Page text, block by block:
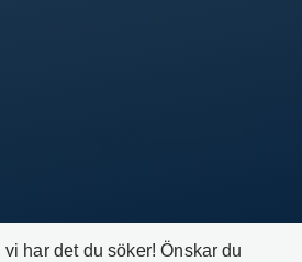
vi har det du söker!Önskar du